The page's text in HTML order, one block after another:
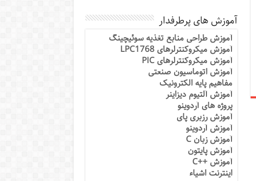
آموزش های پرطرفدار
آموزش طراحی منابع تغذیه سوئیچینگ
آموزش میکروکنترلرهای LPC1768
آموزش میکروکنترلرهای PIC
آموزش اتوماسیون صنعتی
مفاهیم پایه الکترونیک
آموزش آلتیوم دیزاینر
پروژه های آردوینو
آموزش رزبری پای
آموزش آردوینو
آموزش زبان C
آموزش پایتون
آموزش ++C
اینترنت اشیاء